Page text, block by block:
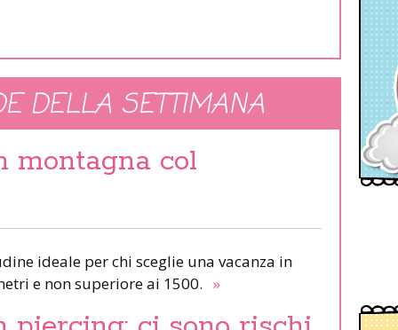
DELLA SETTIMANA
montagna col
ideale per chi sceglie una vacanza in
e non superiore ai 1500. »